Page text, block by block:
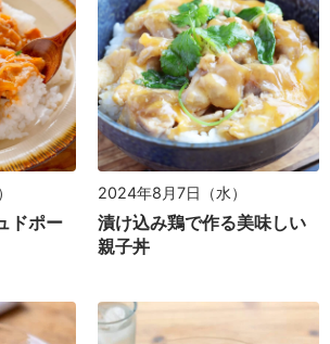
ドポー
2024年8月7日（水）
漬け込み鶏で作る美味しい
親子丼